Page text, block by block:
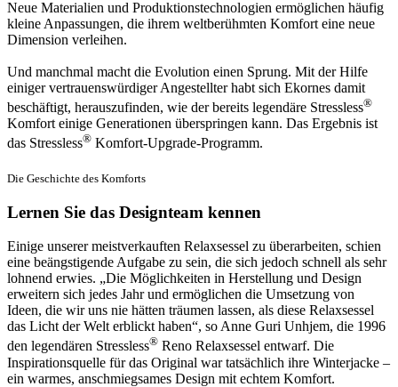
Neue Materialien und Produktionstechnologien ermöglichen häufig
kleine Anpassungen, die ihrem weltberühmten Komfort eine neue
Dimension verleihen.
Und manchmal macht die Evolution einen Sprung. Mit der Hilfe
einiger vertrauenswürdiger Angestellter habt sich Ekornes damit
beschäftigt, herauszufinden, wie der bereits legendäre Stressless®
Komfort einige Generationen überspringen kann. Das Ergebnis ist
das Stressless® Komfort-Upgrade-Programm.
Die Geschichte des Komforts
Lernen Sie das Designteam kennen
Einige unserer meistverkauften Relaxsessel zu überarbeiten, schien
eine beängstigende Aufgabe zu sein, die sich jedoch schnell als sehr
lohnend erwies. „Die Möglichkeiten in Herstellung und Design
erweitern sich jedes Jahr und ermöglichen die Umsetzung von
Ideen, die wir uns nie hätten träumen lassen, als diese Relaxsessel
das Licht der Welt erblickt haben“, so Anne Guri Unhjem, die 1996
den legendären Stressless® Reno Relaxsessel entwarf. Die
Inspirationsquelle für das Original war tatsächlich ihre Winterjacke –
ein warmes, anschmiegsames Design mit echtem Komfort.